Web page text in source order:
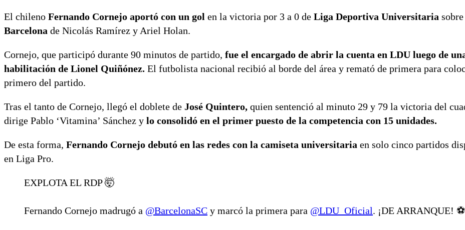
El chileno Fernando Cornejo aportó con un gol en la victoria por 3 a 0 de Liga Deportiva Universitaria
Barcelona de Nicolás Ramírez y Ariel Holan.
Cornejo, que participó durante 90 minutos de partido, fue el encargado de abrir la cuenta en LDU luego de
habilitación de Lionel Quiñónez. El futbolista nacional recibió al borde del área y remató de primera para
primero del partido.
Tras el tanto de Cornejo, llegó el doblete de José Quintero, quien sentenció al minuto 29 y 79 la victoria del
dirige Pablo ‘Vitamina’ Sánchez y lo consolidó en el primer puesto de la competencia con 15 unidades.
De esta forma, Fernando Cornejo debutó en las redes con la camiseta universitaria en solo cinco partidos
en Liga Pro.
EXPLOTA EL RDP 🤯
Fernando Cornejo madrugó a @BarcelonaSC y marcó la primera para @LDU_Oficial. ¡DE ARRANQUE! ⚽️